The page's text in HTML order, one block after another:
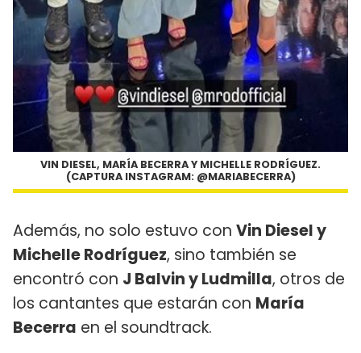
VIN DIESEL, MARÍA BECERRA Y MICHELLE RODRÍGUEZ.
(CAPTURA INSTAGRAM: @MARIABECERRA)
Además, no solo estuvo con Vin Diesel y
Michelle Rodríguez, sino también se
encontró con J Balvin y Ludmilla, otros de
los cantantes que estarán con María
Becerra en el soundtrack.